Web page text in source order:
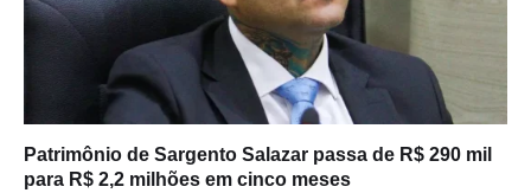
Patrimônio de Sargento Salazar passa de R$ 290 mil
para R$ 2,2 milhões em cinco meses